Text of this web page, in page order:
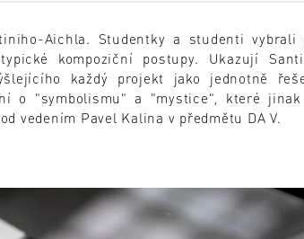
Aichla. Studentky a studenti vybrali
kompoziční postupy. Ukazují
každý projekt jako jednotně
o "symbolismu" a "mystice", které
vedením Pavel Kalina v předmětu DA V.